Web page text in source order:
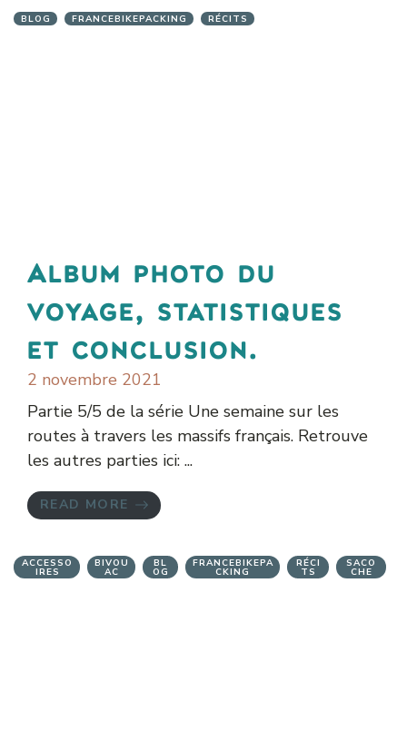
BLOG FRANCEBIKEPACKING RÉCITS
Album photo du
voyage, statistiques
et conclusion.
2 novembre 2021
Partie 5/5 de la série Une semaine sur les
routes à travers les massifs français. Retrouve
les autres parties ici: ...
READ MORE
ACCESSO
IRES
BIVOU
AC
BL
OG
FRANCEBIKEPA
CKING
RÉCI
TS
SACO
CHE